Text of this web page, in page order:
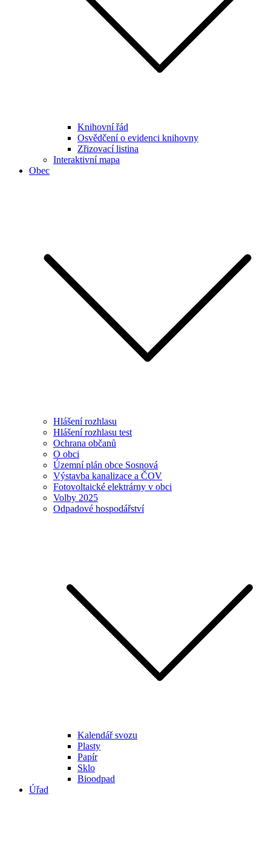
Knihovní řád
Osvědčení o evidenci knihovny
Zřizovací listina
Interaktivní mapa
Obec
Hlášení rozhlasu
Hlášení rozhlasu test
Ochrana občanů
O obci
Územní plán obce Sosnová
Výstavba kanalizace a ČOV
Fotovoltaické elektrárny v obci
Volby 2025
Odpadové hospodářství
Kalendář svozu
Plasty
Papír
Sklo
Bioodpad
Úřad